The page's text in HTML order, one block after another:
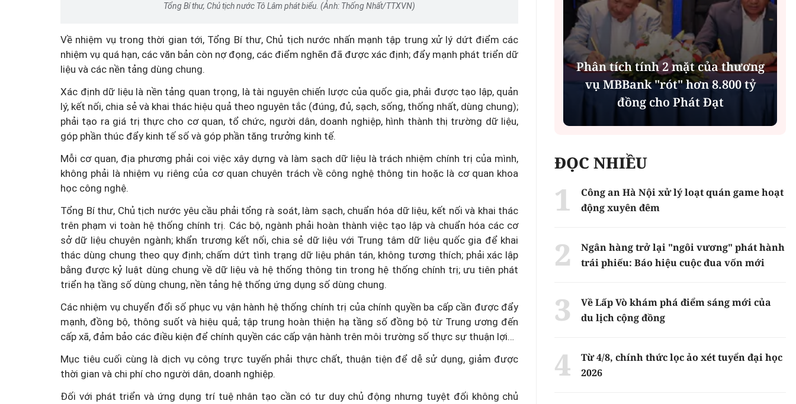
Tổng Bí thư, Chủ tịch nước Tô Lâm phát biểu. (Ảnh: Thống Nhất/TTXVN)
Về nhiệm vụ trong thời gian tới, Tổng Bí thư, Chủ tịch nước nhấn mạnh tập trung xử lý dứt điểm các
nhiệm vụ quá hạn, các văn bản còn nợ đọng, các điểm nghẽn đã được xác định; đẩy mạnh phát triển dữ
liệu và các nền tảng dùng chung.
Xác định dữ liệu là nền tảng quan trọng, là tài nguyên chiến lược của quốc gia, phải được tạo lập, quản
lý, kết nối, chia sẻ và khai thác hiệu quả theo nguyên tắc (đúng, đủ, sạch, sống, thống nhất, dùng chung);
phải tạo ra giá trị thực cho cơ quan, tổ chức, người dân, doanh nghiệp, hình thành thị trường dữ liệu,
góp phần thúc đẩy kinh tế số và góp phần tăng trưởng kinh tế.
Mỗi cơ quan, địa phương phải coi việc xây dựng và làm sạch dữ liệu là trách nhiệm chính trị của mình,
không phải là nhiệm vụ riêng của cơ quan chuyên trách về công nghệ thông tin hoặc là cơ quan khoa
học công nghệ.
Tổng Bí thư, Chủ tịch nước yêu cầu phải tổng rà soát, làm sạch, chuẩn hóa dữ liệu, kết nối và khai thác
trên phạm vi toàn hệ thống chính trị. Các bộ, ngành phải hoàn thành việc tạo lập và chuẩn hóa các cơ
sở dữ liệu chuyên ngành; khẩn trương kết nối, chia sẻ dữ liệu với Trung tâm dữ liệu quốc gia để khai
thác dùng chung theo quy định; chấm dứt tình trạng dữ liệu phân tán, không tương thích; phải xác lập
bằng được kỷ luật dùng chung về dữ liệu và hệ thống thông tin trong hệ thống chính trị; ưu tiên phát
triển hạ tầng số dùng chung, nền tảng hệ thống ứng dụng số dùng chung.
Các nhiệm vụ chuyển đổi số phục vụ vận hành hệ thống chính trị của chính quyền ba cấp cần được đẩy
mạnh, đồng bộ, thông suốt và hiệu quả; tập trung hoàn thiện hạ tầng số đồng bộ từ Trung ương đến
cấp xã, đảm bảo các điều kiện để chính quyền các cấp vận hành trên môi trường số thực sự thuận lợi…
Mục tiêu cuối cùng là dịch vụ công trực tuyến phải thực chất, thuận tiện để dễ sử dụng, giảm được
thời gian và chi phí cho người dân, doanh nghiệp.
Đối với phát triển và ứng dụng trí tuệ nhân tạo cần có tư duy chủ động nhưng tuyệt đối không chủ
vì lẽ công
Hà Nội thu hút bác sĩ về trạm y
tế, tạo điều kiện để người dân
tiếp cận các dịch vụ y tế kỹ thuật
cao
Quỳnh càng trân trọng thời gian
bên cha sau biến cố của gia đình
Phân tích tính 2 mặt của thương
vụ MBBank "rót" hơn 8.800 tỷ
đồng cho Phát Đạt
ĐỌC NHIỀU
Công an Hà Nội xử lý loạt quán game hoạt
động xuyên đêm
Ngân hàng trở lại "ngôi vương" phát hành
trái phiếu: Báo hiệu cuộc đua vốn mới
Về Lấp Vò khám phá điểm sáng mới của
du lịch cộng đồng
Từ 4/8, chính thức lọc ảo xét tuyển đại học
2026